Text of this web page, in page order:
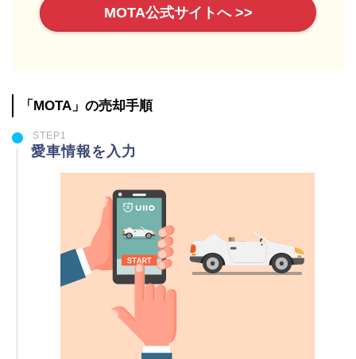
MOTA公式サイトへ >>
「MOTA」の売却手順
STEP1
愛車情報を入力